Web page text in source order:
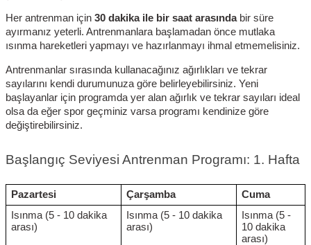
Her antrenman için 30 dakika ile bir saat arasındabir süre
ayırmanız yeterli. Antrenmanlara başlamadan önce mutlaka
ısınma hareketleri yapmayı ve hazırlanmayı ihmal etmemelisiniz.
Antrenmanlar sırasında kullanacağınız ağırlıkları ve tekrar
sayılarını kendi durumunuza göre belirleyebilirsiniz. Yeni
başlayanlar için programda yer alan ağırlık ve tekrar sayıları ideal
olsa da eğer spor geçminiz varsa programı kendinize göre
değiştirebilirsiniz.
Başlangıç Seviyesi Antrenman Programı: 1. Hafta
Pazartesi Çarşamba
Cuma
Isınma (5 - 10 dakika
arası)
Isınma (5 - 10 dakika
arası)
Isınma (5 -
10 dakika
arası)